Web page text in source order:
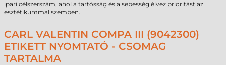
ipari célszerszám, ahol a tartósság és a sebesség élvez prioritást az
esztétikummal szemben.
CARL VALENTIN COMPA III (9042300)
ETIKETT NYOMTATÓ - CSOMAG
TARTALMA